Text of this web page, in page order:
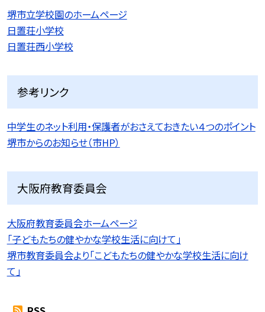
堺市立学校園のホームページ
日置荘小学校
日置荘西小学校
参考リンク
中学生のネット利用・保護者がおさえておきたい４つのポイント
堺市からのお知らせ（市HP）
大阪府教育委員会
大阪府教育委員会ホームページ
「子どもたちの健やかな学校生活に向けて」
堺市教育委員会より「こどもたちの健やかな学校生活に向け
て」